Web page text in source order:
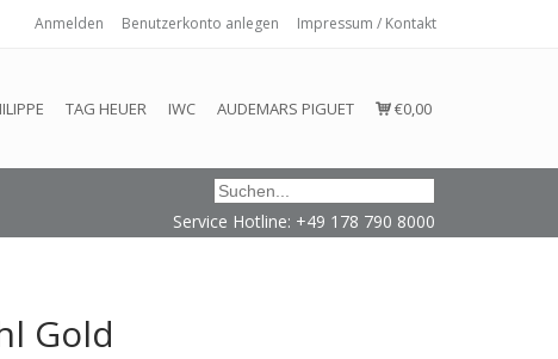
Anmelden Benutzerkonto anlegen Impressum / Kontakt
TAG HEUER IWC AUDEMARS PIGUET €0,00
Service Hotline: +49 178 790 8000
Gold
eingehalten oder erfüllt werden.